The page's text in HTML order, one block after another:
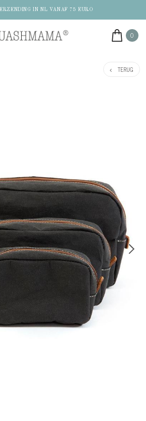
IN NL VANAF 75 EURO
0
TERUG